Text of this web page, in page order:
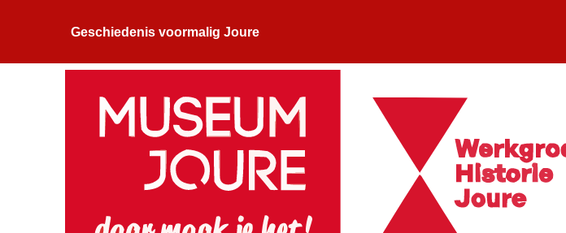
Geschiedenis voormalig Joure